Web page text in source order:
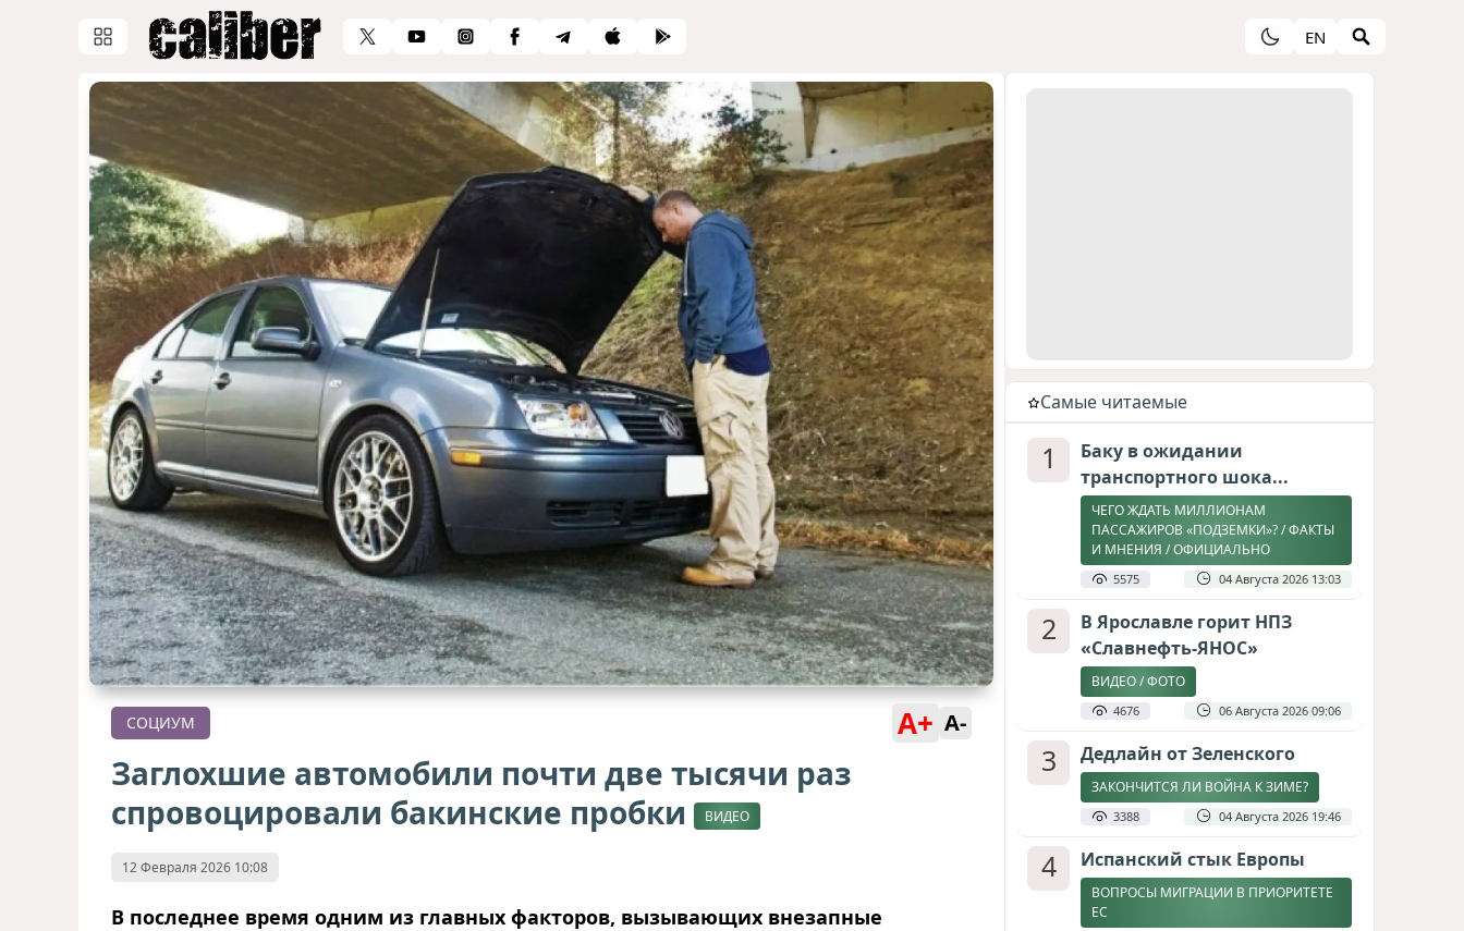
EN
СОЦИУМ A+ A-
Заглохшие автомобили почти две тысячи раз
спровоцировали бакинские пробки
ВИДЕО
12 Февраля 2026 10:08
В последнее время одним из главных факторов, вызывающих внезапные
Cамые читаемые
1
Баку в ожидании
транспортного шока...
ЧЕГО ЖДАТЬ МИЛЛИОНАМ
ПАССАЖИРОВ «ПОДЗЕМКИ»? / ФАКТЫ
И МНЕНИЯ / ОФИЦИАЛЬНО
5575 04 Августа 2026 13:03
2
В Ярославле горит НПЗ
«Славнефть-ЯНОС»
ВИДЕО / ФОТО
4676 06 Августа 2026 09:06
3 Дедлайн от Зеленского
ЗАКОНЧИТСЯ ЛИ ВОЙНА К ЗИМЕ?
3388 04 Августа 2026 19:46
4 Испанский стык Европы
ВОПРОСЫ МИГРАЦИИ В ПРИОРИТЕТЕ
ЕС